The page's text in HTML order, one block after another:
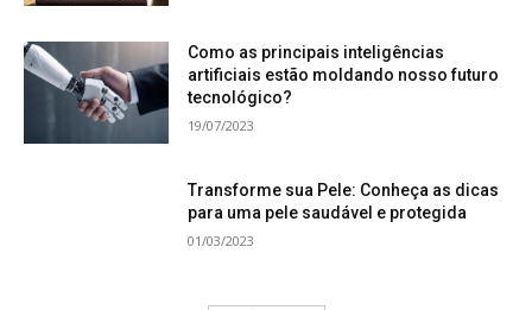
Como as principais inteligências
artificiais estão moldando nosso futuro
tecnológico?
19/07/2023
Transforme sua Pele: Conheça as dicas
para uma pele saudável e protegida
01/03/2023